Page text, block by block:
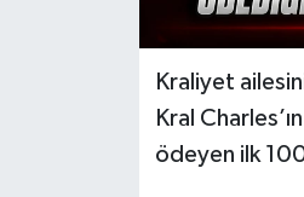
Kraliyet
Kral
ödeyen ilk 100